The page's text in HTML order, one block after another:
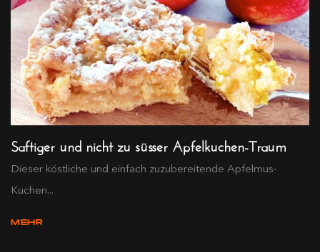
Saftiger und nicht zu süsser Apfelkuchen-Traum
Dieser köstliche und einfach zuzubereitende Apfelmus-
Kuchen...
MEHR